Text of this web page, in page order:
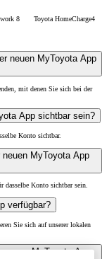
8 Toyota HomeCharge4
neuen MyToyota App
mit denen Sie sich bei der
App sichtbar sein?
Konto sichtbar.
MyToyota App
dasselbe Konto sichtbar sein.
verfügbar?
Sie sich auf unserer lokalen
MyToyota App